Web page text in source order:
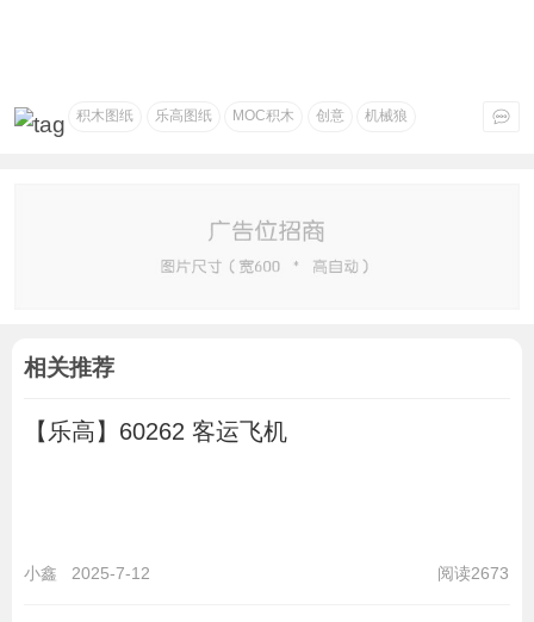
积木图纸 乐高图纸 MOC积木 创意 机械狼
相关推荐
【乐高】60262 客运飞机
小鑫 2025-7-12 阅读2673